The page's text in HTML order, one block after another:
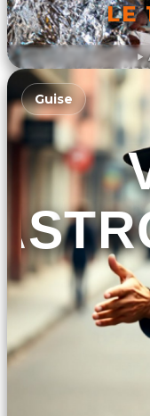
LE
Guise